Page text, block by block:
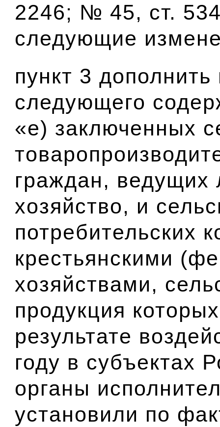
2246; № 45, ст.
следующие
пункт 3
следующего
«е) заключенных
граждан, ведущих
хозяйство, и
потребительских
крестьянскими
хозяйствами,
продукция
результате
году в субъектах
органы
установили по